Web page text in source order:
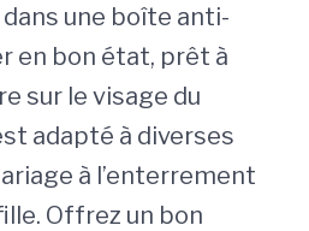
une boîte anti-
en bon état, prêt à
sur le visage du
adapté à diverses
à l’enterrement
Offrez un bon